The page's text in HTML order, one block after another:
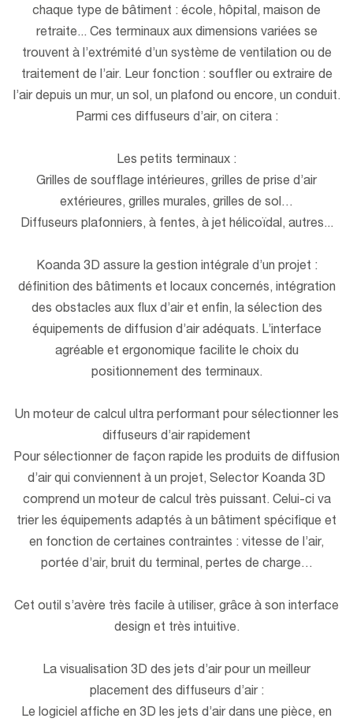
chaque type de bâtiment : école, hôpital, maison de
retraite... Ces terminaux aux dimensions variées se
trouvent à l’extrémité d’un système de ventilation ou de
traitement de l’air. Leur fonction : souffler ou extraire de
l’air depuis un mur, un sol, un plafond ou encore, un conduit.
Parmi ces diffuseurs d’air, on citera :
Les petits terminaux :
Grilles de soufflage intérieures, grilles de prise d’air
extérieures, grilles murales, grilles de sol…
Diffuseurs plafonniers, à fentes, à jet hélicoïdal, autres...
Koanda 3D assure la gestion intégrale d’un projet :
définition des bâtiments et locaux concernés, intégration
des obstacles aux flux d’air et enfin, la sélection des
équipements de diffusion d’air adéquats. L’interface
agréable et ergonomique facilite le choix du
positionnement des terminaux.
Un moteur de calcul ultra performant pour sélectionner les
diffuseurs d’air rapidement
Pour sélectionner de façon rapide les produits de diffusion
d’air qui conviennent à un projet, Selector Koanda 3D
comprend un moteur de calcul très puissant. Celui-ci va
trier les équipements adaptés à un bâtiment spécifique et
en fonction de certaines contraintes : vitesse de l’air,
portée d’air, bruit du terminal, pertes de charge…
Cet outil s’avère très facile à utiliser, grâce à son interface
design et très intuitive.
La visualisation 3D des jets d’air pour un meilleur
placement des diffuseurs d’air :
Le logiciel affiche en 3D les jets d’air dans une pièce, en